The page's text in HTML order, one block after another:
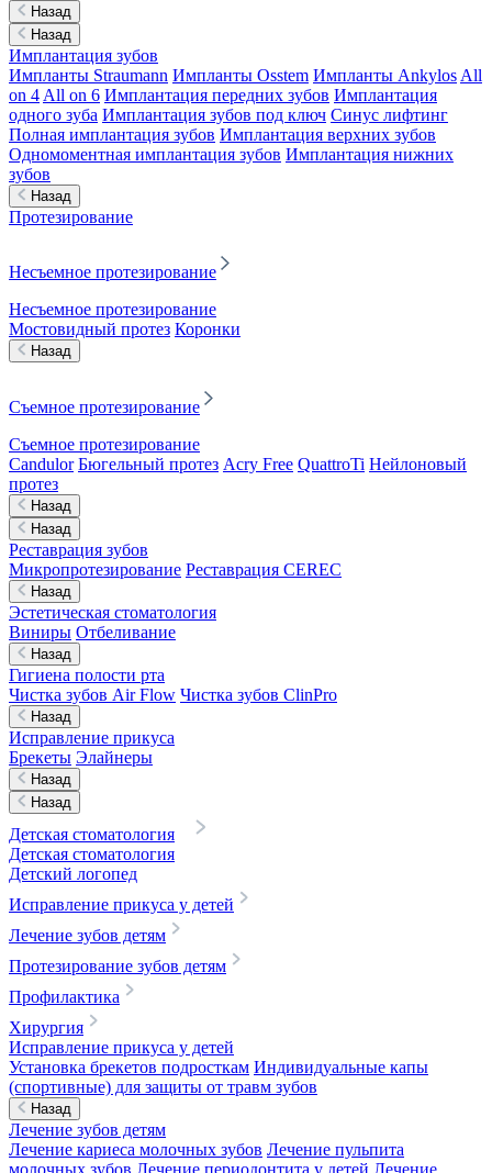
Назад
Назад
Имплантация зубов
Импланты Straumann Импланты Osstem Импланты Ankylos All
on 4 All on 6 Имплантация передних зубов Имплантация
одного зуба Имплантация зубов под ключ Синус лифтинг
Полная имплантация зубов Имплантация верхних зубов
Одномоментная имплантация зубов Имплантация нижних
зубов
Назад
Протезирование
Несъемное протезирование
Несъемное протезирование
Мостовидный протез Коронки
Назад
Съемное протезирование
Съемное протезирование
Candulor Бюгельный протез Acry Free QuattroTi Нейлоновый
протез
Назад
Назад
Реставрация зубов
Микропротезирование Реставрация CEREC
Назад
Эстетическая стоматология
Виниры Отбеливание
Назад
Гигиена полости рта
Чистка зубов Air Flow Чистка зубов ClinPro
Назад
Исправление прикуса
Брекеты Элайнеры
Назад
Назад
Детская стоматология
Детская стоматология
Детский логопед
Исправление прикуса у детей
Лечение зубов детям
Протезирование зубов детям
Профилактика
Хирургия
Исправление прикуса у детей
Установка брекетов подросткам Индивидуальные капы
(спортивные) для защиты от травм зубов
Назад
Лечение зубов детям
Лечение кариеса молочных зубов Лечение пульпита
молочных зубов Лечение периодонтита у детей Лечение